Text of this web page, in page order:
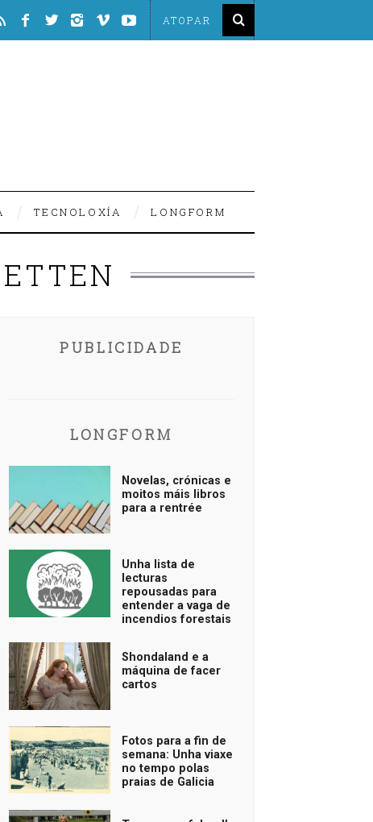
TECNOLOXÍA LONGFORM
PUBLICIDADE
LONGFORM
Novelas, crónicas e
moitos máis libros
para a rentrée
Unha lista de
lecturas
repousadas para
entender a vaga de
incendios forestais
Shondaland e a
máquina de facer
cartos
Fotos para a fin de
semana: Unha viaxe
no tempo polas
praias de Galicia